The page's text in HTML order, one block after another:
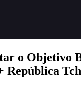
o Objetivo
República